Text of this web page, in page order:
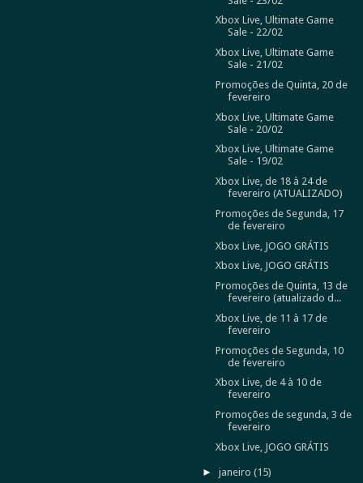
Xbox Live, Ultimate Game
Sale - 22/02
Xbox Live, Ultimate Game
Sale - 21/02
Promoções de Quinta, 20 de
fevereiro
Xbox Live, Ultimate Game
Sale - 20/02
Xbox Live, Ultimate Game
Sale - 19/02
Xbox Live, de 18 à 24 de
fevereiro (ATUALIZADO)
Promoções de Segunda, 17
de fevereiro
Xbox Live, JOGO GRÁTIS
Xbox Live, JOGO GRÁTIS
Promoções de Quinta, 13 de
fevereiro (atualizado d...
Xbox Live, de 11 à 17 de
fevereiro
Promoções de Segunda, 10
de fevereiro
Xbox Live, de 4 à 10 de
fevereiro
Promoções de segunda, 3 de
fevereiro
Xbox Live, JOGO GRÁTIS
►janeiro(15)